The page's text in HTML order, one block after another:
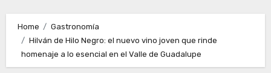
Home
Gastronomía
Hilván de Hilo Negro: el nuevo vino joven que rinde
homenaje a lo esencial en el Valle de Guadalupe